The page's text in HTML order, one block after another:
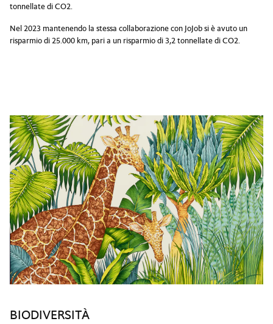
tonnellate di CO2.
Nel 2023 mantenendo la stessa collaborazione con JoJob si è avuto un
risparmio di 25.000 km, pari a un risparmio di 3,2 tonnellate di CO2.
BIODIVERSITÀ